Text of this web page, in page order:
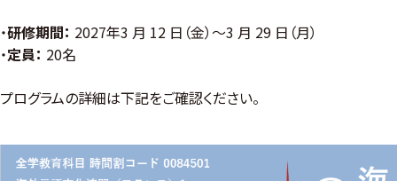
・研修期間： 2027年3 月 12 日（金）～3 月 29 日（月）
・定員： 20名
プログラムの詳細は下記をご確認ください。